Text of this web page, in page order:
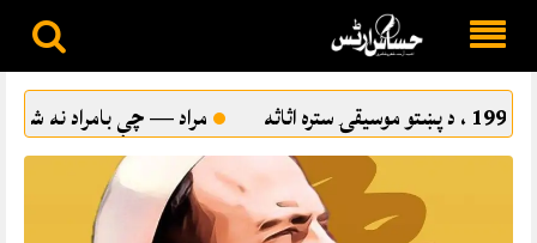
to
content
مراد — چې بامراد نه شو ترقي پسند ادب